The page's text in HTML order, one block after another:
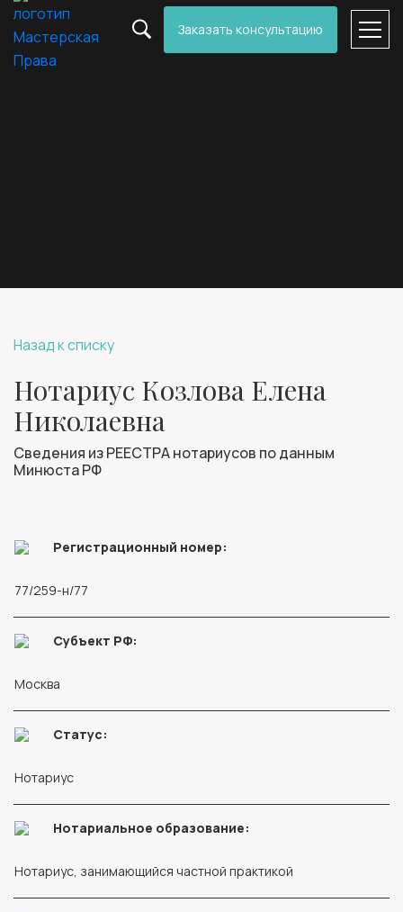
Заказать консультацию
Назад к списку
Нотариус Козлова Елена
Николаевна
Сведения из РЕЕСТРА нотариусов по данным
Минюста РФ
Регистрационный номер:
77/259-н/77
Субъект РФ:
Москва
Статус:
Нотариус
Нотариальное образование:
Нотариус, занимающийся частной практикой